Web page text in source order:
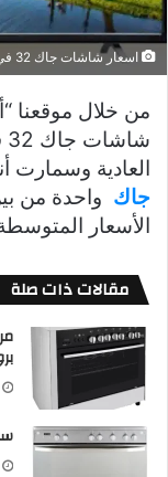
اسعار شاشات جاك 32 في مصر 2025
من خلال موقعنا
العادية وسمارت
جاك واحدة من
الأسعار
مقالات ذات صلة